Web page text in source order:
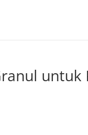
untuk